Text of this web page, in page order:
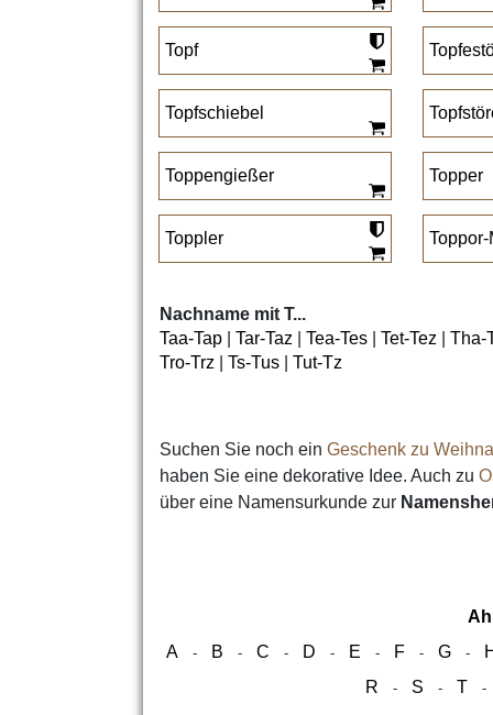
Topf
Topfschiebel
Toppengießer Topper
Toppler
Nachname mit T...
Taa-Tap
Tar-Taz Tea-Tes Tet-Tez
Tha-
Tro-Trz
Ts-Tus Tut-Tz
Suchen Sie noch ein Geschenk zu
haben Sie eine dekorative Idee. Auch zu
über eine Namensurkunde zur
A
- B - C - D - E - F - G -
R
- S - T